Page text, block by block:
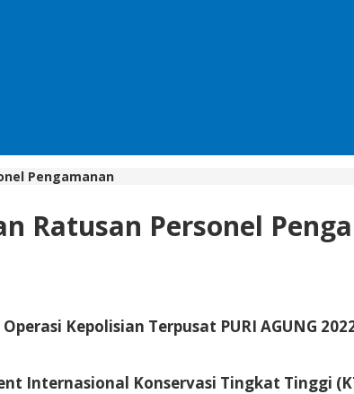
Pengamanan
Ratusan Personel
Kepolisian Terpusat PURI AGUNG
Internasional Konservasi Tingkat Tinggi